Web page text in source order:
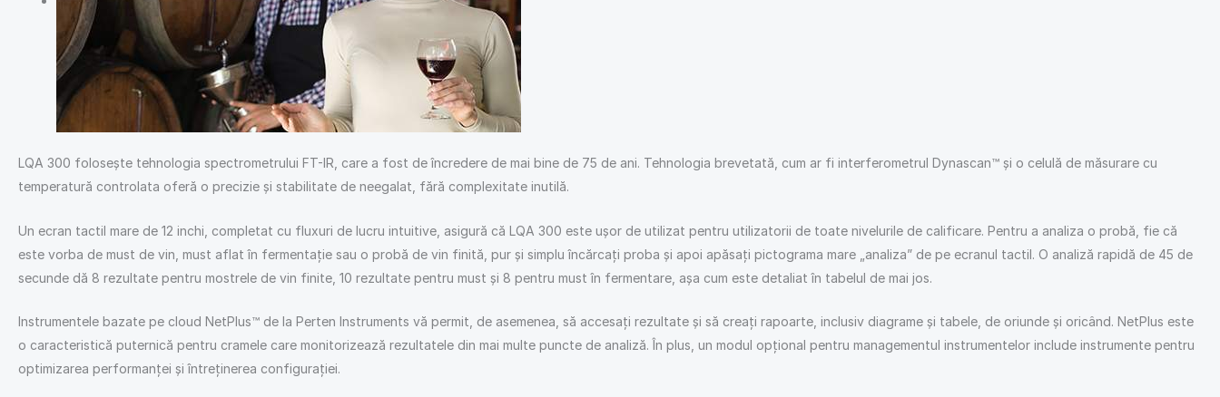
LQA 300 folosește tehnologia spectrometrului FT-IR, care a fost de încredere de mai bine de 75 de ani. Tehnologia brevetată, cum ar fi interferometrul Dynascan™ și o celulă de măsurare cu
temperatură controlata oferă o precizie și stabilitate de neegalat, fără complexitate inutilă.
Un ecran tactil mare de 12 inchi, completat cu fluxuri de lucru intuitive, asigură că LQA 300 este ușor de utilizat pentru utilizatorii de toate nivelurile de calificare. Pentru a analiza o probă, fie că
este vorba de must de vin, must aflat în fermentație sau o probă de vin finită, pur și simplu încărcați proba și apoi apăsați pictograma mare „analiza” de pe ecranul tactil. O analiză rapidă de 45 de
secunde dă 8 rezultate pentru mostrele de vin finite, 10 rezultate pentru must și 8 pentru must în fermentare, așa cum este detaliat în tabelul de mai jos.
Instrumentele bazate pe cloud NetPlus™ de la Perten Instruments vă permit, de asemenea, să accesați rezultate și să creați rapoarte, inclusiv diagrame și tabele, de oriunde și oricând. NetPlus este
o caracteristică puternică pentru cramele care monitorizează rezultatele din mai multe puncte de analiză. În plus, un modul opțional pentru managementul instrumentelor include instrumente pentru
optimizarea performanței și întreținerea configurației.